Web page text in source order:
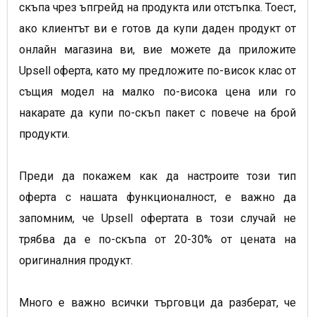
скъпа чрез ъпгрейд на продукта или отстъпка. Тоест,
ако клиентът ви е готов да купи даден продукт от
онлайн магазина ви, вие можете да приложите
Upsell оферта, като му предложитe по-висок клас от
същия модел на малко по-висока цена или го
накарате да купи по-скъп пакет с повече на брой
продукти.
Преди да покажем как да настроите този тип
оферта с нашата функционалност, е важно да
запомним, че Upsell офертата в този случай не
трябва да е по-скъпа от 20-30% от цената на
оригиналния продукт.
Много е важно всички търговци да разберат, че